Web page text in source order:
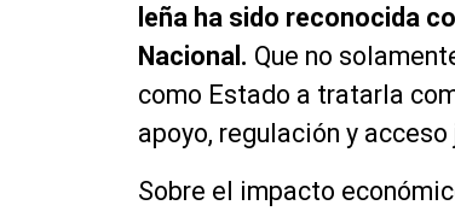
leña ha sido reconocida
Nacional. Que no
como Estado a tratarla
apoyo, regulación y acceso
Sobre el impacto